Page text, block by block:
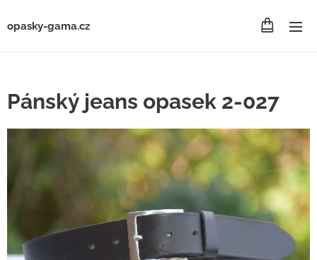
opasky-gama.cz
Pánský jeans opasek 2-027